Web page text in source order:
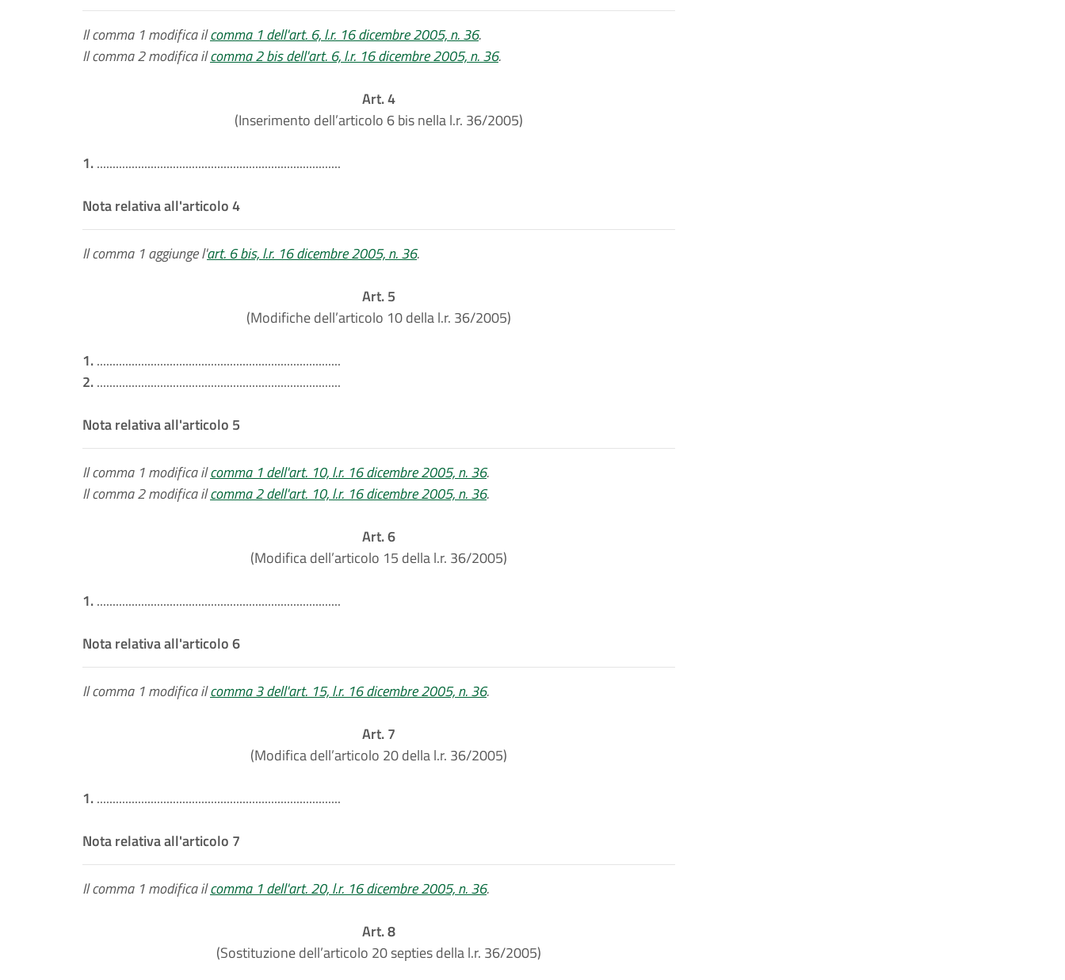
Il comma 1 modifica ilcomma 1 dell'art. 6, l.r. 16 dicembre 2005, n. 36.
Il comma 2 modifica ilcomma 2 bis dell'art. 6, l.r. 16 dicembre 2005, n. 36.
Art. 4
(Inserimento dell’articolo 6 bis nella l.r. 36/2005)
1..............................................................................
Nota relativa all'articolo 4
Il comma 1 aggiunge l'art. 6 bis, l.r. 16 dicembre 2005, n. 36.
Art. 5
(Modifiche dell’articolo 10 della l.r. 36/2005)
1..............................................................................
2..............................................................................
Nota relativa all'articolo 5
Il comma 1 modifica ilcomma 1 dell'art. 10, l.r. 16 dicembre 2005, n. 36.
Il comma 2 modifica ilcomma 2 dell'art. 10, l.r. 16 dicembre 2005, n. 36.
Art. 6
(Modifica dell’articolo 15 della l.r. 36/2005)
1..............................................................................
Nota relativa all'articolo 6
Il comma 1 modifica ilcomma 3 dell'art. 15, l.r. 16 dicembre 2005, n. 36.
Art. 7
(Modifica dell’articolo 20 della l.r. 36/2005)
1..............................................................................
Nota relativa all'articolo 7
Il comma 1 modifica ilcomma 1 dell'art. 20, l.r. 16 dicembre 2005, n. 36.
Art. 8
(Sostituzione dell’articolo 20 septies della l.r. 36/2005)